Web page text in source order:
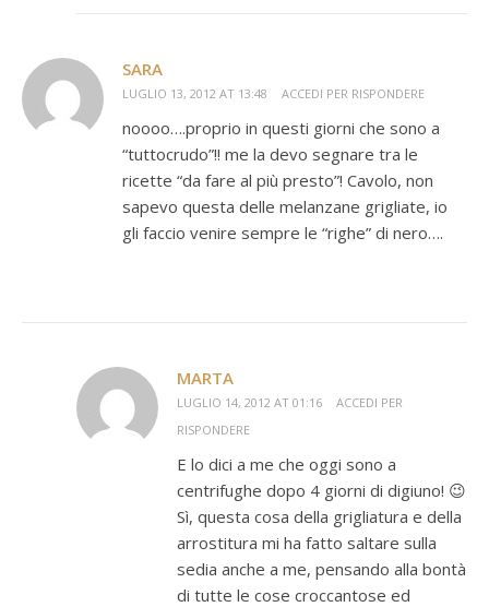
SARA
LUGLIO 13, 2012 AT 13:48 ACCEDI PER RISPONDERE
noooo….proprio in questi giorni che sono a
“tuttocrudo”!! me la devo segnare tra le
ricette “da fare al più presto”! Cavolo, non
sapevo questa delle melanzane grigliate, io
gli faccio venire sempre le “righe” di nero….
MARTA
LUGLIO 14, 2012 AT 01:16
ACCEDI PER
RISPONDERE
E lo dici a me che oggi sono a
centrifughe dopo 4 giorni di digiuno! 😉
Sì, questa cosa della grigliatura e della
arrostitura mi ha fatto saltare sulla
sedia anche a me, pensando alla bontà
di tutte le cose croccantose ed